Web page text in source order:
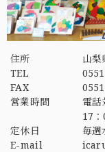
住所
山梨
TEL
FAX
営業時間
電話
17
定休日
毎週
E-mail